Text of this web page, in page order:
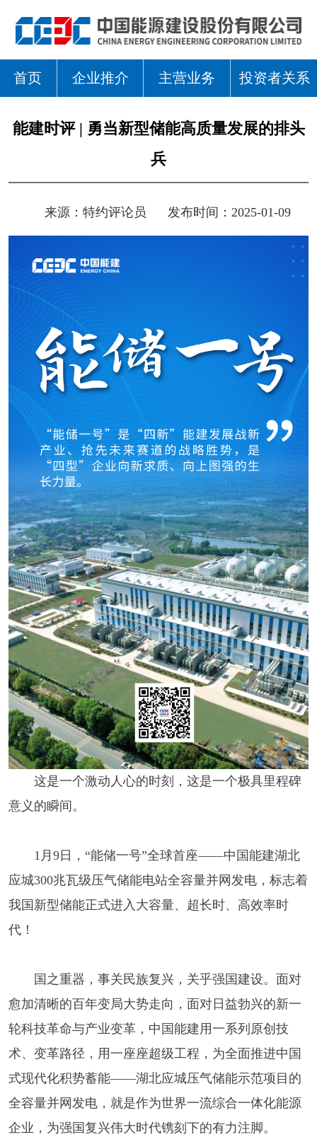
首页 企业推介 主营业务 投资者关系
能建时评 | 勇当新型储能高质量发展的排头
兵
来源： 特约评论员 发布时间：2025-01-09
这是一个激动人心的时刻，这是一个极具里程碑
意义的瞬间。
1月9日，“能储一号”全球首座——中国能建湖北
应城300兆瓦级压气储能电站全容量并网发电，标志着
我国新型储能正式进入大容量、超长时、高效率时
代！
国之重器，事关民族复兴，关乎强国建设。面对
愈加清晰的百年变局大势走向，面对日益勃兴的新一
轮科技革命与产业变革，中国能建用一系列原创技
术、变革路径，用一座座超级工程，为全面推进中国
式现代化积势蓄能——湖北应城压气储能示范项目的
全容量并网发电，就是作为世界一流综合一体化能源
企业，为强国复兴伟大时代镌刻下的有力注脚。